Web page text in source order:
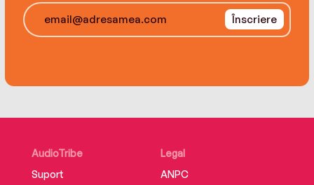
Înscriere
AudioTribe
Suport
Legal
ANPC